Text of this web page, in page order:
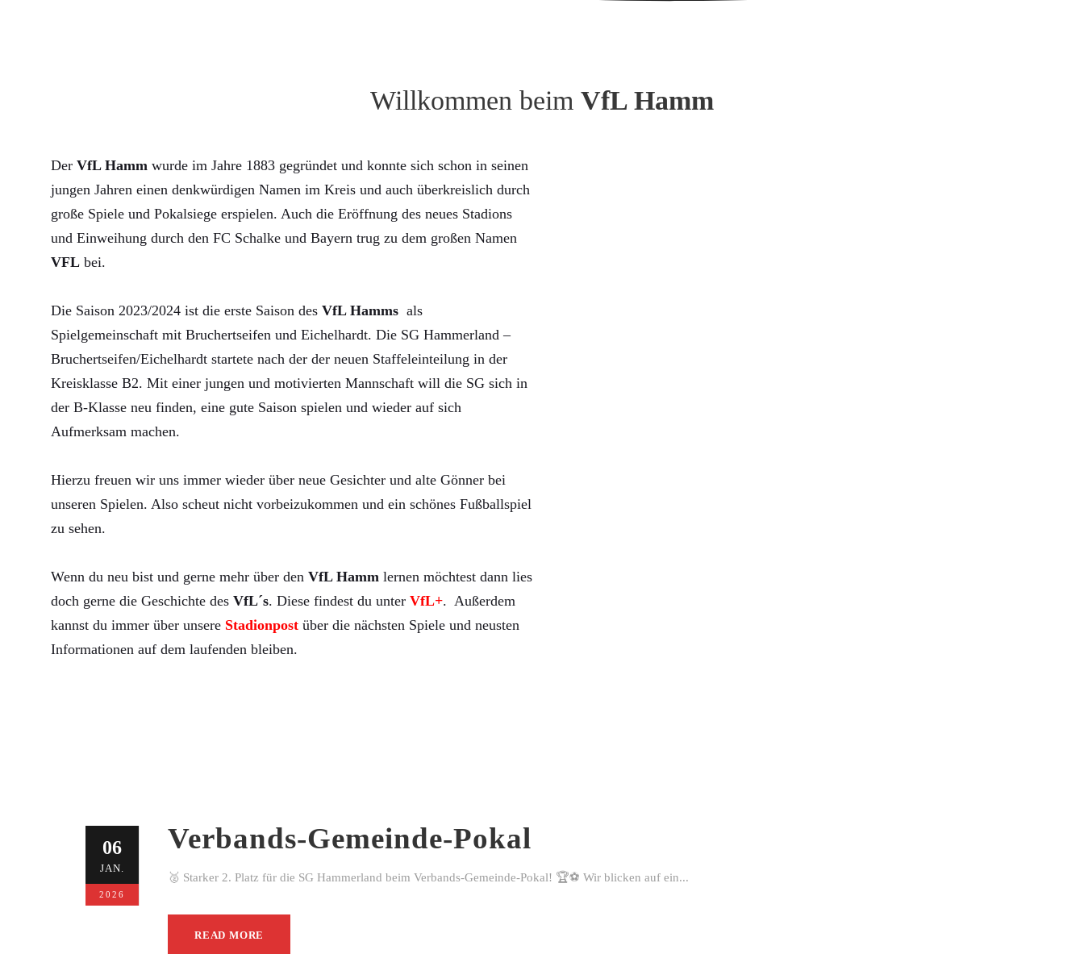
Willkommen beim VfL Hamm
Der VfL Hamm wurde im Jahre 1883 gegründet und konnte sich schon in seinen
jungen Jahren einen denkwürdigen Namen im Kreis und auch überkreislich durch
große Spiele und Pokalsiege erspielen. Auch die Eröffnung des neues Stadions
und Einweihung durch den FC Schalke und Bayern trug zu dem großen Namen
VFL bei.
Die Saison 2023/2024 ist die erste Saison des VfL Hamms als
Spielgemeinschaft mit Bruchertseifen und Eichelhardt. Die SG Hammerland –
Bruchertseifen/Eichelhardt startete nach der der neuen Staffeleinteilung in der
Kreisklasse B2. Mit einer jungen und motivierten Mannschaft will die SG sich in
der B-Klasse neu finden, eine gute Saison spielen und wieder auf sich
Aufmerksam machen.
Hierzu freuen wir uns immer wieder über neue Gesichter und alte Gönner bei
unseren Spielen. Also scheut nicht vorbeizukommen und ein schönes Fußballspiel
zu sehen.
Wenn du neu bist und gerne mehr über den VfL Hamm lernen möchtest dann lies
doch gerne die Geschichte des VfL´s. Diese findest du unter VfL+. Außerdem
kannst du immer über unsere Stadionpost über die nächsten Spiele und neusten
Informationen auf dem laufenden bleiben.
06
JAN.
2026
Verbands-Gemeinde-Pokal
🥈 Starker 2. Platz für die SG Hammerland beim Verbands-Gemeinde-Pokal! 🏆⚽ Wir blicken auf ein...
READ MORE